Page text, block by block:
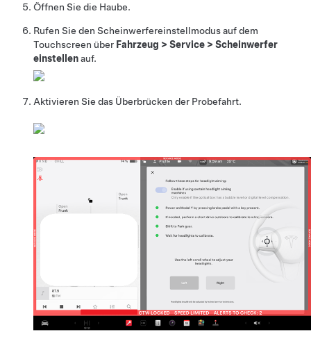
Öffnen Sie die Haube.
Rufen Sie den Scheinwerfereinstellmodus auf dem
Touchscreen über Fahrzeug > Service > Scheinwerfer
einstellenauf.
Aktivieren Sie das Überbrücken der Probefahrt.